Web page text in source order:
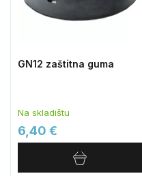
GN12 zaštitna guma
Na skladištu
6,40 €